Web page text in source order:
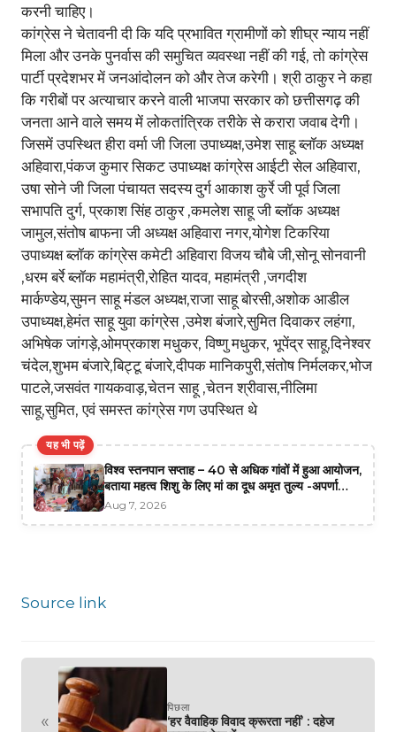
करनी चाहिए।
कांग्रेस ने चेतावनी दी कि यदि प्रभावित ग्रामीणों को शीघ्र न्याय नहीं
मिला और उनके पुनर्वास की समुचित व्यवस्था नहीं की गई, तो कांग्रेस
पार्टी प्रदेशभर में जनआंदोलन को और तेज करेगी। श्री ठाकुर ने कहा
कि गरीबों पर अत्याचार करने वाली भाजपा सरकार को छत्तीसगढ़ की
जनता आने वाले समय में लोकतांत्रिक तरीके से करारा जवाब देगी।
जिसमें उपस्थित हीरा वर्मा जी जिला उपाध्यक्ष,उमेश साहू ब्लॉक अध्यक्ष
अहिवारा,पंकज कुमार सिकट उपाध्यक्ष कांग्रेस आईटी सेल अहिवारा,
उषा सोने जी जिला पंचायत सदस्य दुर्ग आकाश कुर्रे जी पूर्व जिला
सभापति दुर्ग, प्रकाश सिंह ठाकुर ,कमलेश साहू जी ब्लॉक अध्यक्ष
जामुल,संतोष बाफना जी अध्यक्ष अहिवारा नगर,योगेश टिकरिया
उपाध्यक्ष ब्लॉक कांग्रेस कमेटी अहिवारा विजय चौबे जी,सोनू सोनवानी
,धरम बर्रे ब्लॉक महामंत्री,रोहित यादव, महामंत्री ,जगदीश
मार्कण्डेय,सुमन साहू मंडल अध्यक्ष,राजा साहू बोरसी,अशोक आडील
उपाध्यक्ष,हेमंत साहू युवा कांग्रेस ,उमेश बंजारे,सुमित दिवाकर लहंगा,
अभिषेक जांगड़े,ओमप्रकाश मधुकर, विष्णु मधुकर, भूपेंद्र साहू,दिनेश्वर
चंदेल,शुभम बंजारे,बिट्टू बंजारे,दीपक मानिकपुरी,संतोष निर्मलकर,भोज
पाटले,जसवंत गायकवाड़,चेतन साहू ,चेतन श्रीवास,नीलिमा
साहू,सुमित, एवं समस्त कांग्रेस गण उपस्थित थे
यह भी पढ़ें
विश्व स्तनपान सप्ताह – 40 से अधिक गांवों में हुआ आयोजन,
बताया महत्व शिशु के लिए मां का दूध अमृत तुल्य -अपर्णा
श्रीवास्तव
Aug 7, 2026
Source link
«
पिछला
‘हर वैवाहिक विवाद क्रूरता नहीं’ : दहेज